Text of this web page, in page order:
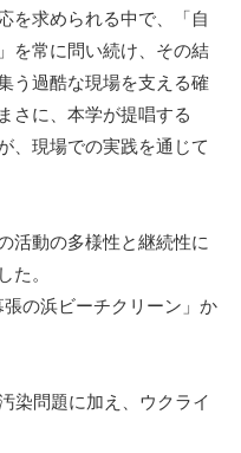
を求められる中で、「自
を常に問い続け、その結
う過酷な現場を支える確
さに、本学が提唱する
、現場での実践を通じて
活動の多様性と継続性に
た。
の浜ビーチクリーン」か
染問題に加え、ウクライ